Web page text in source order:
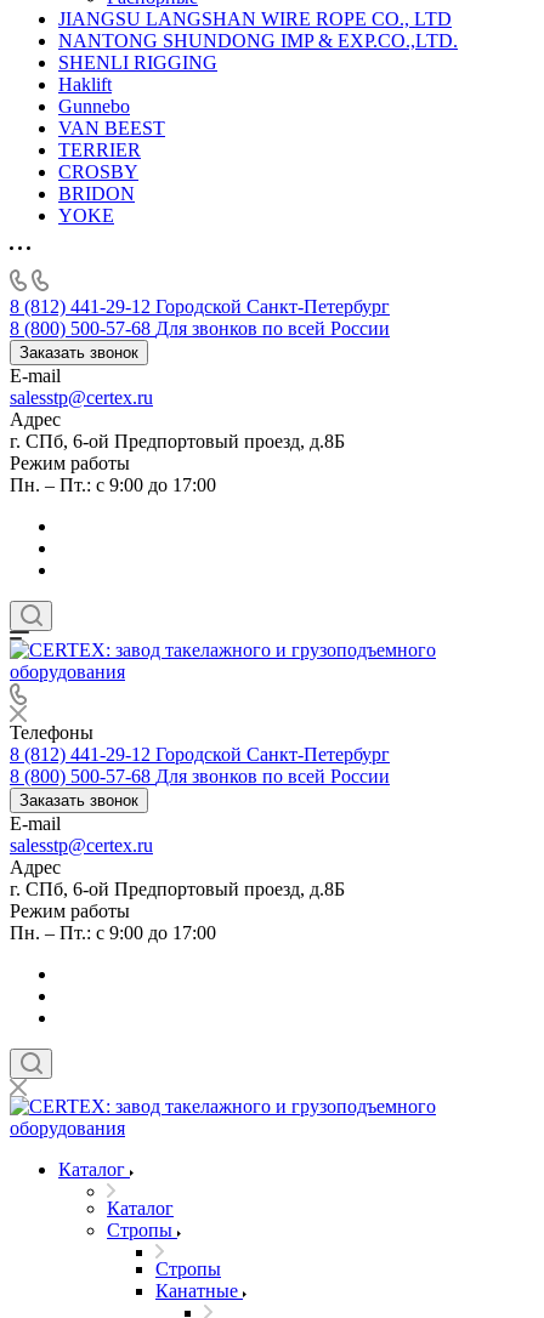
JIANGSU LANGSHAN WIRE ROPE CO., LTD
NANTONG SHUNDONG IMP & EXP.CO.,LTD.
SHENLI RIGGING
Haklift
Gunnebo
VAN BEEST
TERRIER
CROSBY
BRIDON
YOKE
8 (812) 441-29-12 Городской Санкт-Петербург
8 (800) 500-57-68 Для звонков по всей России
Заказать звонок
E-mail
salesstp@certex.ru
Адрес
г. СПб, 6-ой Предпортовый проезд, д.8Б
Режим работы
Пн. – Пт.: с 9:00 до 17:00
Телефоны
8 (812) 441-29-12 Городской Санкт-Петербург
8 (800) 500-57-68 Для звонков по всей России
Заказать звонок
E-mail
salesstp@certex.ru
Адрес
г. СПб, 6-ой Предпортовый проезд, д.8Б
Режим работы
Пн. – Пт.: с 9:00 до 17:00
Каталог
Каталог
Стропы
Стропы
Канатные